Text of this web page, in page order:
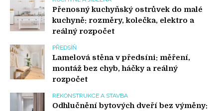
Přenosný kuchyňský ostrůvek do malé
kuchyně: rozměry, kolečka, elektro a
reálný rozpočet
PŘEDSÍŇ
Lamelová stěna v předsíni: měření,
montáž bez chyb, háčky a reálný
rozpočet
REKONSTRUKCE A STAVBA
Odhlučnění bytových dveří bez výměny: